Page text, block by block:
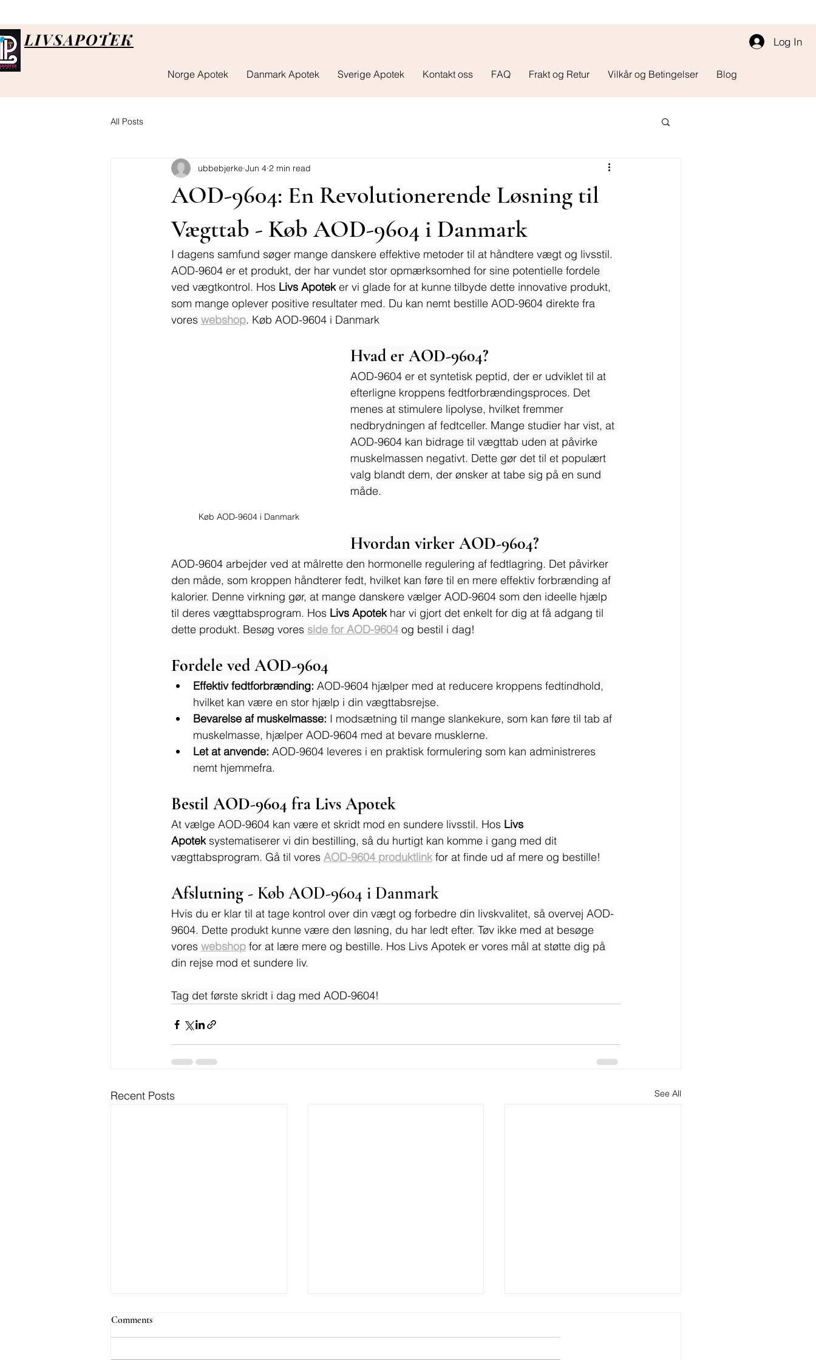
LIVSAPOTEK Log In
Norge Apotek Danmark Apotek Sverige Apotek Kontakt oss FAQ Frakt og Retur Vilkår og Betingelser Blog
All Posts
AOD-9604: En Revolutionerende Løsning til
Vægttab - Køb AOD-9604 i Danmark
ubbebjerke Jun 4 2 min read
I dagens samfund søger mange danskere effektive metoder til at håndtere vægt og livsstil.
AOD-9604 er et produkt, der har vundet stor opmærksomhed for sine potentielle fordele
ved vægtkontrol. Hos Livs Apotek er vi glade for at kunne tilbyde dette innovative produkt,
som mange oplever positive resultater med. Du kan nemt bestille AOD-9604 direkte fra
vores webshop. Køb AOD-9604 i Danmark
Køb AOD-9604 i Danmark
Hvad er AOD-9604?
AOD-9604 er et syntetisk peptid, der er udviklet til at
efterligne kroppens fedtforbrændingsproces. Det
menes at stimulere lipolyse, hvilket fremmer
nedbrydningen af fedtceller. Mange studier har vist, at
AOD-9604 kan bidrage til vægttab uden at påvirke
muskelmassen negativt. Dette gør det til et populært
valg blandt dem, der ønsker at tabe sig på en sund
måde.
Hvordan virker AOD-9604?
AOD-9604 arbejder ved at målrette den hormonelle regulering af fedtlagring. Det påvirker
den måde, som kroppen håndterer fedt, hvilket kan føre til en mere effektiv forbrænding af
kalorier. Denne virkning gør, at mange danskere vælger AOD-9604 som den ideelle hjælp
til deres vægttabsprogram. Hos Livs Apotek har vi gjort det enkelt for dig at få adgang til
dette produkt. Besøg vores side for AOD-9604 og bestil i dag!
Fordele ved AOD-9604
Effektiv fedtforbrænding: AOD-9604 hjælper med at reducere kroppens fedtindhold,
hvilket kan være en stor hjælp i din vægttabsrejse.
Bevarelse af muskelmasse: I modsætning til mange slankekure, som kan føre til tab af
muskelmasse, hjælper AOD-9604 med at bevare musklerne.
Let at anvende: AOD-9604 leveres i en praktisk formulering som kan administreres
nemt hjemmefra.
Bestil AOD-9604 fra Livs Apotek
At vælge AOD-9604 kan være et skridt mod en sundere livsstil. Hos Livs
Apotek systematiserer vi din bestilling, så du hurtigt kan komme i gang med dit
vægttabsprogram. Gå til vores AOD-9604 produktlink for at finde ud af mere og bestille!
Afslutning - Køb AOD-9604 i Danmark
Hvis du er klar til at tage kontrol over din vægt og forbedre din livskvalitet, så overvej AOD-
9604. Dette produkt kunne være den løsning, du har ledt efter. Tøv ikke med at besøge
vores webshop for at lære mere og bestille. Hos Livs Apotek er vores mål at støtte dig på
din rejse mod et sundere liv.
Tag det første skridt i dag med AOD-9604!
Recent Posts See All
Comments